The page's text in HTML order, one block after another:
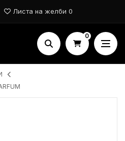
Листа на желби 0
0